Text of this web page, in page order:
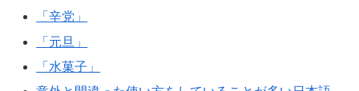
「辛党」
「元旦」
「水菓子」